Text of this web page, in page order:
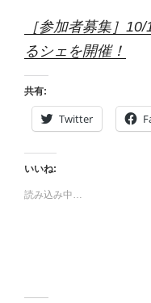
［参加者募集］
るシェを開催！
共有:
Twitter
いいね:
読み込み中…